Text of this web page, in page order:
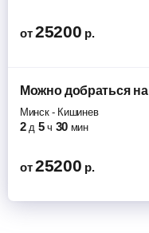
от 25200 р.
Можно добратьсяна
Минск- Кишинев
2 д 5 ч 30 мин
от 25200 р.